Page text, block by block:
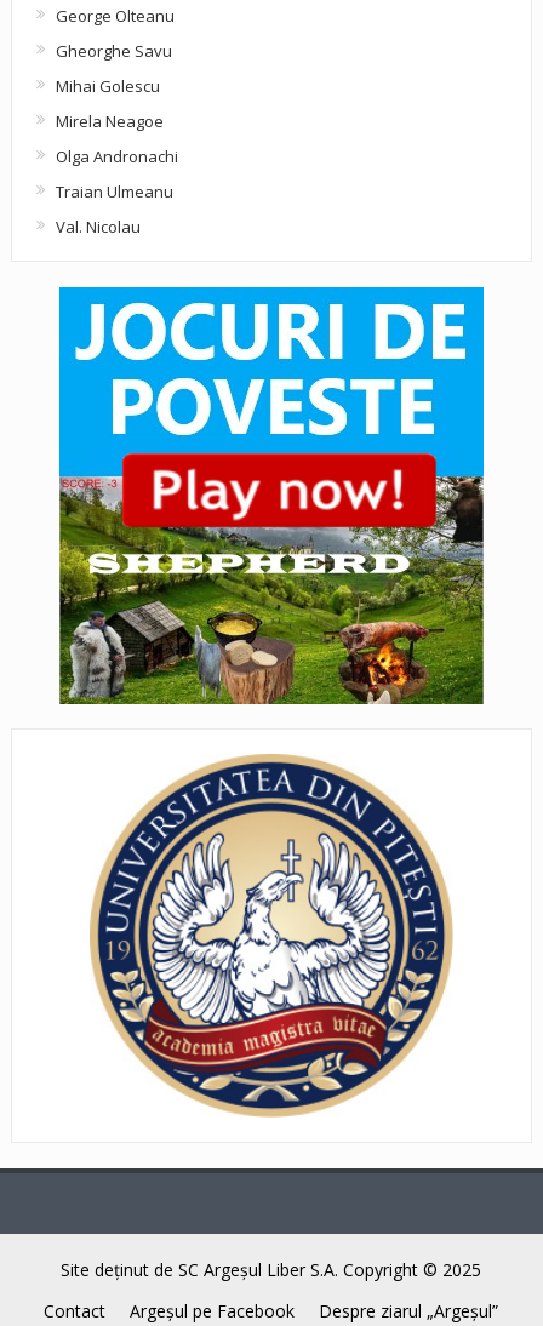
George Olteanu
Gheorghe Savu
Mihai Golescu
Mirela Neagoe
Olga Andronachi
Traian Ulmeanu
Val. Nicolau
Site deţinut de SC Argeşul Liber S.A. Copyright © 2025
Contact
Argeşul pe Facebook Despre ziarul „Argeşul”